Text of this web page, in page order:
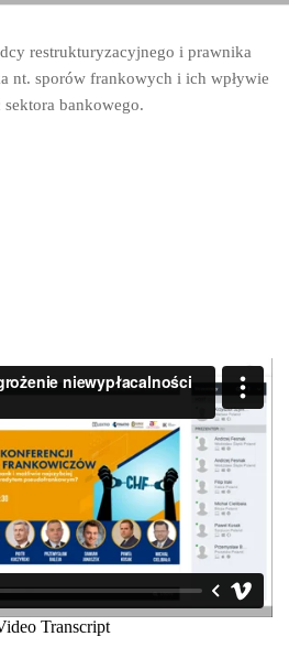
restrukturyzacyjnego i prawnika
nt. sporów frankowych i ich wpływie
sektora bankowego.